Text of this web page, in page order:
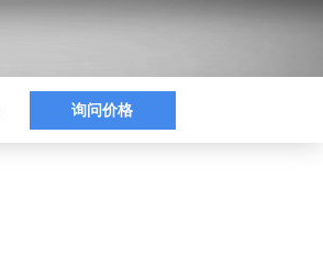
询问价格